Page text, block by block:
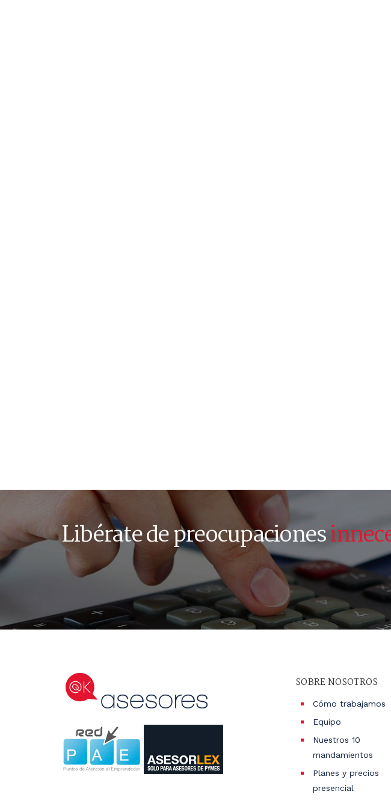
Libérate de preocupaciones
SOBRE NOSOTROS
Cómo trabajamos
Equipo
Nuestros 10
mandamientos
Planes y precios
presencial